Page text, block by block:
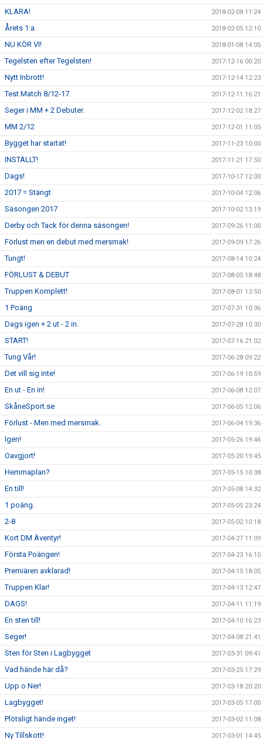
KLARA! 2018-02-08 11:24
Årets 1:a 2018-02-05 12:10
NU KÖR VI! 2018-01-08 14:05
Tegelsten efter Tegelsten! 2017-12-16 00:20
Nytt Inbrott! 2017-12-14 12:23
Test Match 8/12-17 2017-12-11 16:21
Seger i MM + 2 Debuter. 2017-12-02 18:27
MM 2/12 2017-12-01 11:05
Bygget har startat! 2017-11-23 10:00
INSTÄLLT! 2017-11-21 17:50
Dags! 2017-10-17 12:00
2017 = Stängt 2017-10-04 12:06
Säsongen 2017 2017-10-02 13:19
Derby och Tack för denna säsongen! 2017-09-26 11:00
Förlust men en debut med mersmak! 2017-09-09 17:26
Tungt! 2017-08-14 10:24
FÖRLUST & DEBUT 2017-08-05 18:48
Truppen Komplett! 2017-08-01 13:50
1 Poäng 2017-07-31 10:36
Dags igen + 2 ut - 2 in. 2017-07-28 10:30
START! 2017-07-16 21:02
Tung Vår! 2017-06-28 09:22
Det vill sig inte! 2017-06-19 10:59
En ut - En in! 2017-06-08 12:07
SkåneSport.se 2017-06-05 12:06
Förlust - Men med mersmak. 2017-06-04 19:36
Igen! 2017-05-26 19:46
Oavgjort! 2017-05-20 19:45
Hemmaplan? 2017-05-15 10:38
En till! 2017-05-08 14:32
1 poäng. 2017-05-05 23:24
2-8 2017-05-02 10:18
Kort DM Äventyr! 2017-04-27 11:09
Första Poängen! 2017-04-23 16:10
Premiären avklarad! 2017-04-15 18:05
Truppen Klar! 2017-04-13 12:47
DAGS! 2017-04-11 11:19
En sten till! 2017-04-10 16:23
Seger! 2017-04-08 21:41
Sten för Sten i Lagbygget 2017-03-31 09:41
Vad hände här då? 2017-03-25 17:29
Upp o Ner! 2017-03-18 20:20
Lagbygget! 2017-03-05 17:00
Plötsligt hände inget! 2017-03-02 11:08
Ny Tillskott! 2017-03-01 14:45